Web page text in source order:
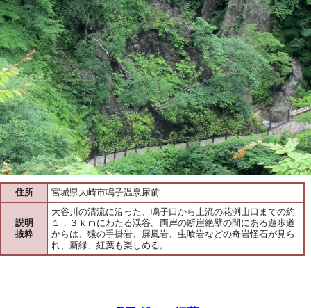
住所 宮城県大崎市鳴子温泉尿前
説明
抜粋
大谷川の清流に沿った、鳴子口から上流の花渕山口までの約
１．３ｋｍにわたる渓谷。両岸の断崖絶壁の間にある遊歩道
からは、猿の手掛岩、屏風岩、虫喰岩などの奇岩怪石が見ら
れ、新緑、紅葉も楽しめる。